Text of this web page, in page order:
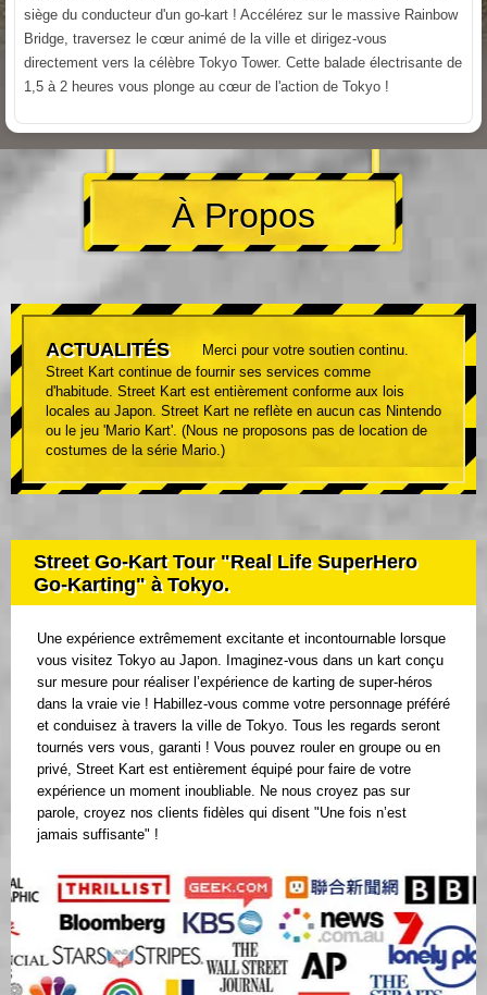
siège du conducteur d'un go-kart ! Accélérez sur le massive Rainbow
Bridge, traversez le cœur animé de la ville et dirigez-vous
directement vers la célèbre Tokyo Tower. Cette balade électrisante de
1,5 à 2 heures vous plonge au cœur de l'action de Tokyo !
À Propos
ACTUALITÉS
Merci pour votre soutien continu.
Street Kart continue de fournir ses services comme
d'habitude. Street Kart est entièrement conforme aux lois
locales au Japon. Street Kart ne reflète en aucun cas Nintendo
ou le jeu 'Mario Kart'. (Nous ne proposons pas de location de
costumes de la série Mario.)
Street Go-Kart Tour "Real Life SuperHero
Go-Karting" à Tokyo.
Une expérience extrêmement excitante et incontournable lorsque
vous visitez Tokyo au Japon. Imaginez-vous dans un kart conçu
sur mesure pour réaliser l’expérience de karting de super-héros
dans la vraie vie ! Habillez-vous comme votre personnage préféré
et conduisez à travers la ville de Tokyo. Tous les regards seront
tournés vers vous, garanti ! Vous pouvez rouler en groupe ou en
privé, Street Kart est entièrement équipé pour faire de votre
expérience un moment inoubliable. Ne nous croyez pas sur
parole, croyez nos clients fidèles qui disent "Une fois n’est
jamais suffisante" !